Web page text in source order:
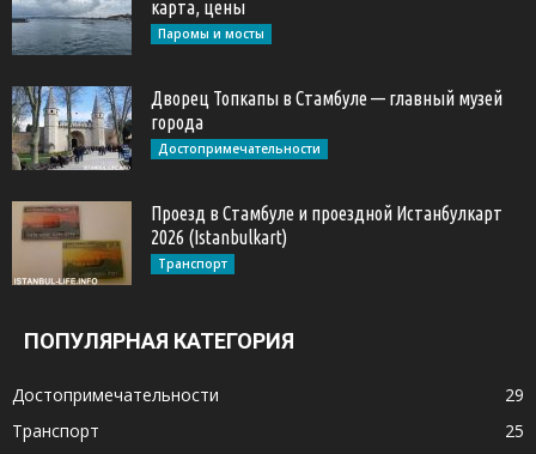
карта, цены
Паромы и мосты
Дворец Топкапы в Стамбуле — главный музей
города
Достопримечательности
Проезд в Стамбуле и проездной Истанбулкарт
2026 (Istanbulkart)
Транспорт
ПОПУЛЯРНАЯ КАТЕГОРИЯ
Достопримечательности
29
Транспорт
25